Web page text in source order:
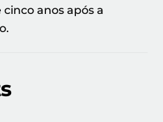
anos após a